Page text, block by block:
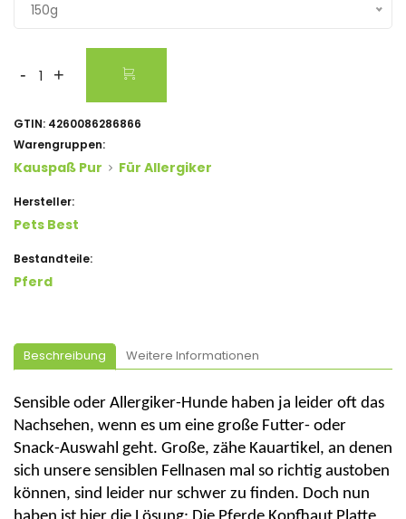
150g
- +
GTIN: 4260086286866
Warengruppen:
Kauspaß Pur Für Allergiker
Hersteller:
Pets Best
Bestandteile:
Pferd
Beschreibung Weitere Informationen
Sensible oder Allergiker-Hunde haben ja leider oft das
Nachsehen, wenn es um eine große Futter- oder
Snack-Auswahl geht. Große, zähe Kauartikel, an denen
sich unsere sensiblen Fellnasen mal so richtig austoben
können, sind leider nur schwer zu finden. Doch nun